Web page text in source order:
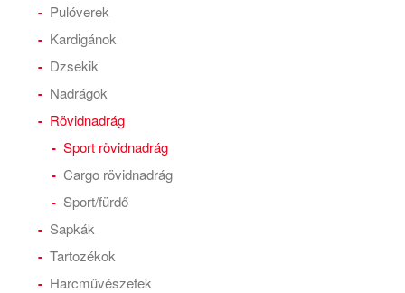
Pulóverek
Kardigánok
Dzsekik
Nadrágok
Rövidnadrág
Sport rövidnadrág
Cargo rövidnadrág
Sport/fürdő
Sapkák
Tartozékok
Harcművészetek